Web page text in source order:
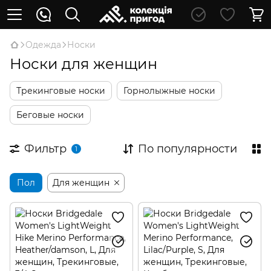
Oдежда Носки
Носки для женщин
Трекинговые носки Горнолыжные носки
Беговые носки
Фильтр 1 По популярности
Пол Для женщин